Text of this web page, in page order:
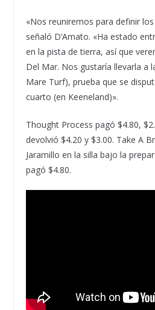
«Nos reuniremos para definir
señaló D’Amato. «Ha estado
en la pista de tierra, así que
Del Mar. Nos gustaría llevarla a
Mare Turf), prueba que se
cuarto (en Keeneland)».
Thought Process pagó $4.80,
devolvió $4.20 y $3.00. Take A
Jaramillo en la silla bajo la
pagó $4.80.